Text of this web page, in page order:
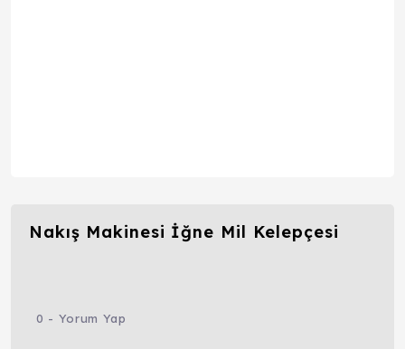
Nakış Makinesi İğne Mil Kelepçesi
0 - Yorum Yap